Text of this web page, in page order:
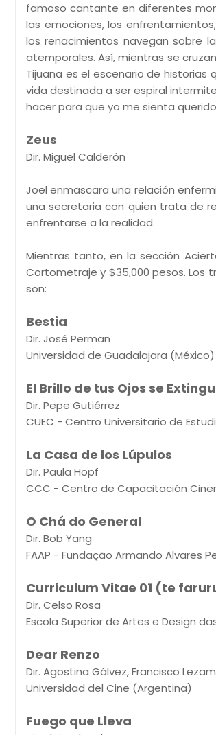
famoso cantante en diferentes
las emociones, los
los renacimientos navegan sobre
atemporales. Así, mientras se
Tijuana es el escenario de historias
vida destinada a ser espiral
hacer para que yo me sienta
Zeus
Dir. Miguel Calderón
Joel enmascara una relación
una secretaria con quien trata de
enfrentarse a la realidad.
Mientras tanto, en la sección
Cortometraje y $35,000 pesos. Los
son:
Bestia
Dir. José Perman
Universidad de Guadalajara (México)
El Brillo de tus Ojos se
Dir. Pepe Gutiérrez
CUEC - Centro Universitario de
La Casa de los Lúpulos
Dir. Paula Hopf
CCC - Centro de Capacitación
O Chá do General
Dir. Bob Yang
FAAP - Fundação Armando Alvares
Curriculum Vitae 01 (te
Dir. Celso Rosa
Escola Superior de Artes e Design
Dear Renzo
Dir. Agostina Gálvez, Francisco
Universidad del Cine (Argentina)
Fuego que Lleva